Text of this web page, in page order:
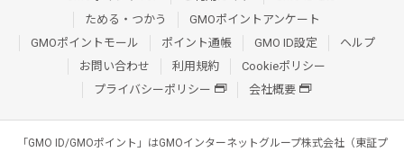
ためる・つかう
GMOポイントアンケート
GMOポイントモール
ポイント通帳 GMO ID設定
ヘルプ
お問い合わせ
利用規約
Cookieポリシー
プライバシーポリシー
会社概要
「GMO ID/GMOポイント」はGMOインターネットグループ株式会社（東証プ